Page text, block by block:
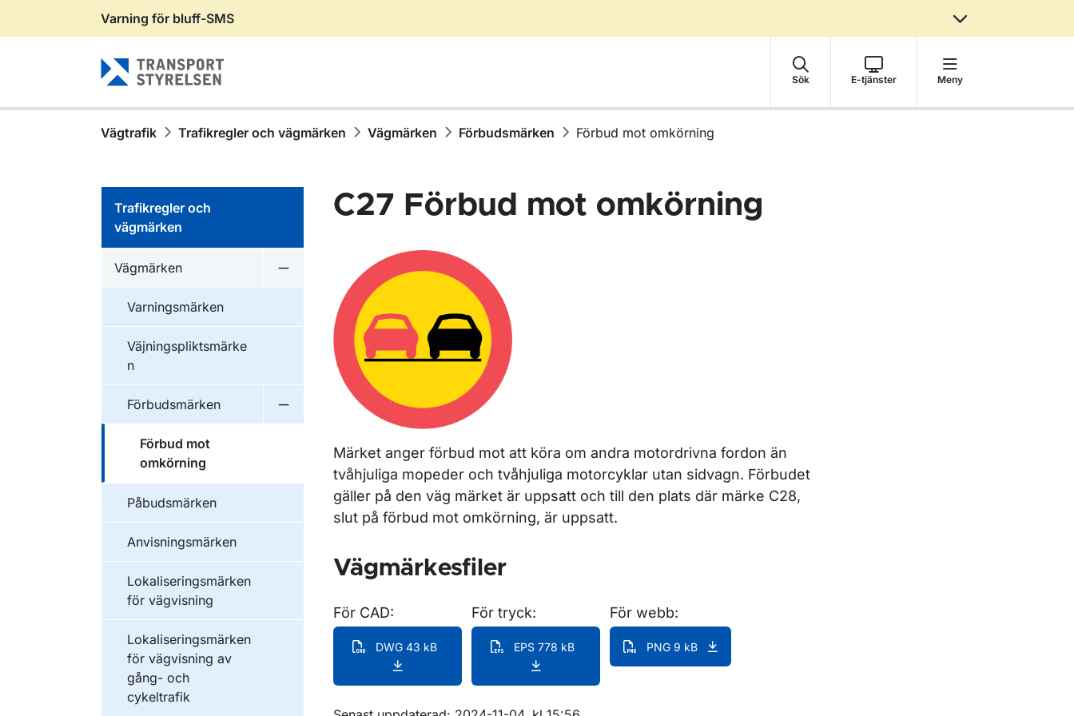
Gå till sidans innehåll
Varning för bluff-SMS
Sök E-tjänster Meny
Vägtrafik Trafikregler och vägmärken Vägmärken Förbudsmärken Förbud mot omkörning
Trafikregler och
vägmärken
Vägmärken
Undermeny för Vägmärken
Varningsmärken
Väjningspliktsmärke
n
Förbudsmärken
Undermeny för Förbudsmärken
Förbud mot
omkörning
Påbudsmärken
Anvisningsmärken
Lokaliseringsmärken
för vägvisning
Lokaliseringsmärken
för vägvisning av
gång- och
cykeltrafik
C27 Förbud mot omkörning
Märket anger förbud mot att köra om andra motordrivna fordon än
tvåhjuliga mopeder och tvåhjuliga motorcyklar utan sidvagn. Förbudet
gäller på den väg märket är uppsatt och till den plats där märke C28,
slut på förbud mot omkörning, är uppsatt.
Vägmärkesfiler
För CAD:
DWG 43 kB
För tryck:
EPS 778 kB
För webb:
PNG 9 kB